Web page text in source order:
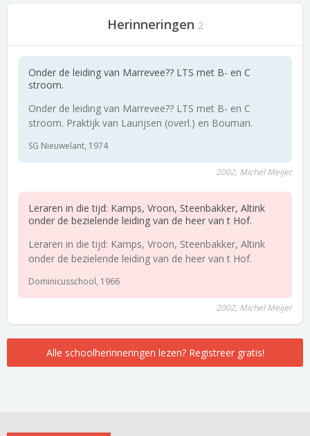
Herinneringen 2
Onder de leiding van Marrevee?? LTS met B- en C
stroom.
Onder de leiding van Marrevee?? LTS met B- en C
stroom. Praktijk van Laurijsen (overl.) en Bouman.
SG Nieuwelant, 1974
2002, Michel Meijer
Leraren in die tijd: Kamps, Vroon, Steenbakker, Altink
onder de bezielende leiding van de heer van t Hof.
Leraren in die tijd: Kamps, Vroon, Steenbakker, Altink
onder de bezielende leiding van de heer van t Hof.
Dominicusschool, 1966
2002, Michel Meijer
Alle schoolherinneringen lezen? Registreer gratis!